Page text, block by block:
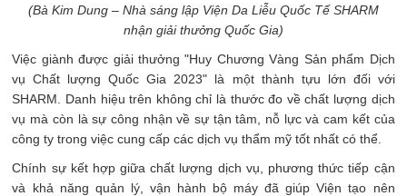
(Bà Kim Dung – Nhà sáng lập Viện Da Liễu Quốc Tế SHARM
nhận giải thưởng Quốc Gia)
Việc giành được giải thưởng "Huy Chương Vàng Sản phẩm Dịch
vụ Chất lượng Quốc Gia 2023" là một thành tựu lớn đối với
SHARM. Danh hiệu trên không chỉ là thước đo về chất lượng dịch
vụ mà còn là sự công nhận về sự tận tâm, nỗ lực và cam kết của
công ty trong việc cung cấp các dịch vụ thẩm mỹ tốt nhất có thể.
Chính sự kết hợp giữa chất lượng dịch vụ, phương thức tiếp cận
và khả năng quản lý, vận hành bộ máy đã giúp Viện tạo nên